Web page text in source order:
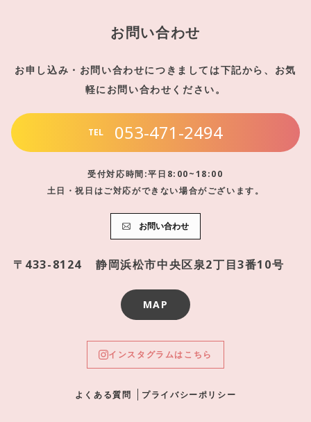
お問い合わせ
お申し込み・お問い合わせにつきましては下記から、お気
軽にお問い合わせください。
TEL 053-471-2494
受付対応時間:平日8:00~18:00
土日・祝日はご対応ができない場合がございます。
お問い合わせ
〒433-8124 静岡浜松市中央区泉2丁目3番10号
MAP
インスタグラムはこちら
よくある質問 プライバシーポリシー